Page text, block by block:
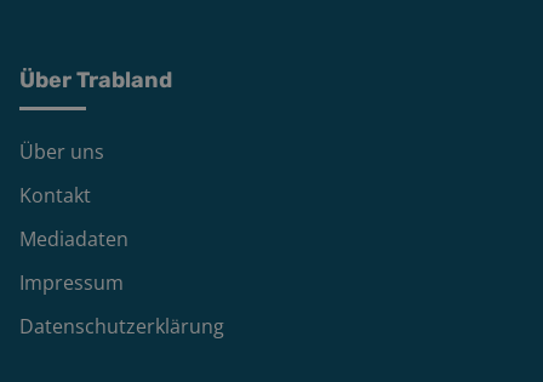
Über Trabland
Über uns
Kontakt
Mediadaten
Impressum
Datenschutzerklärung